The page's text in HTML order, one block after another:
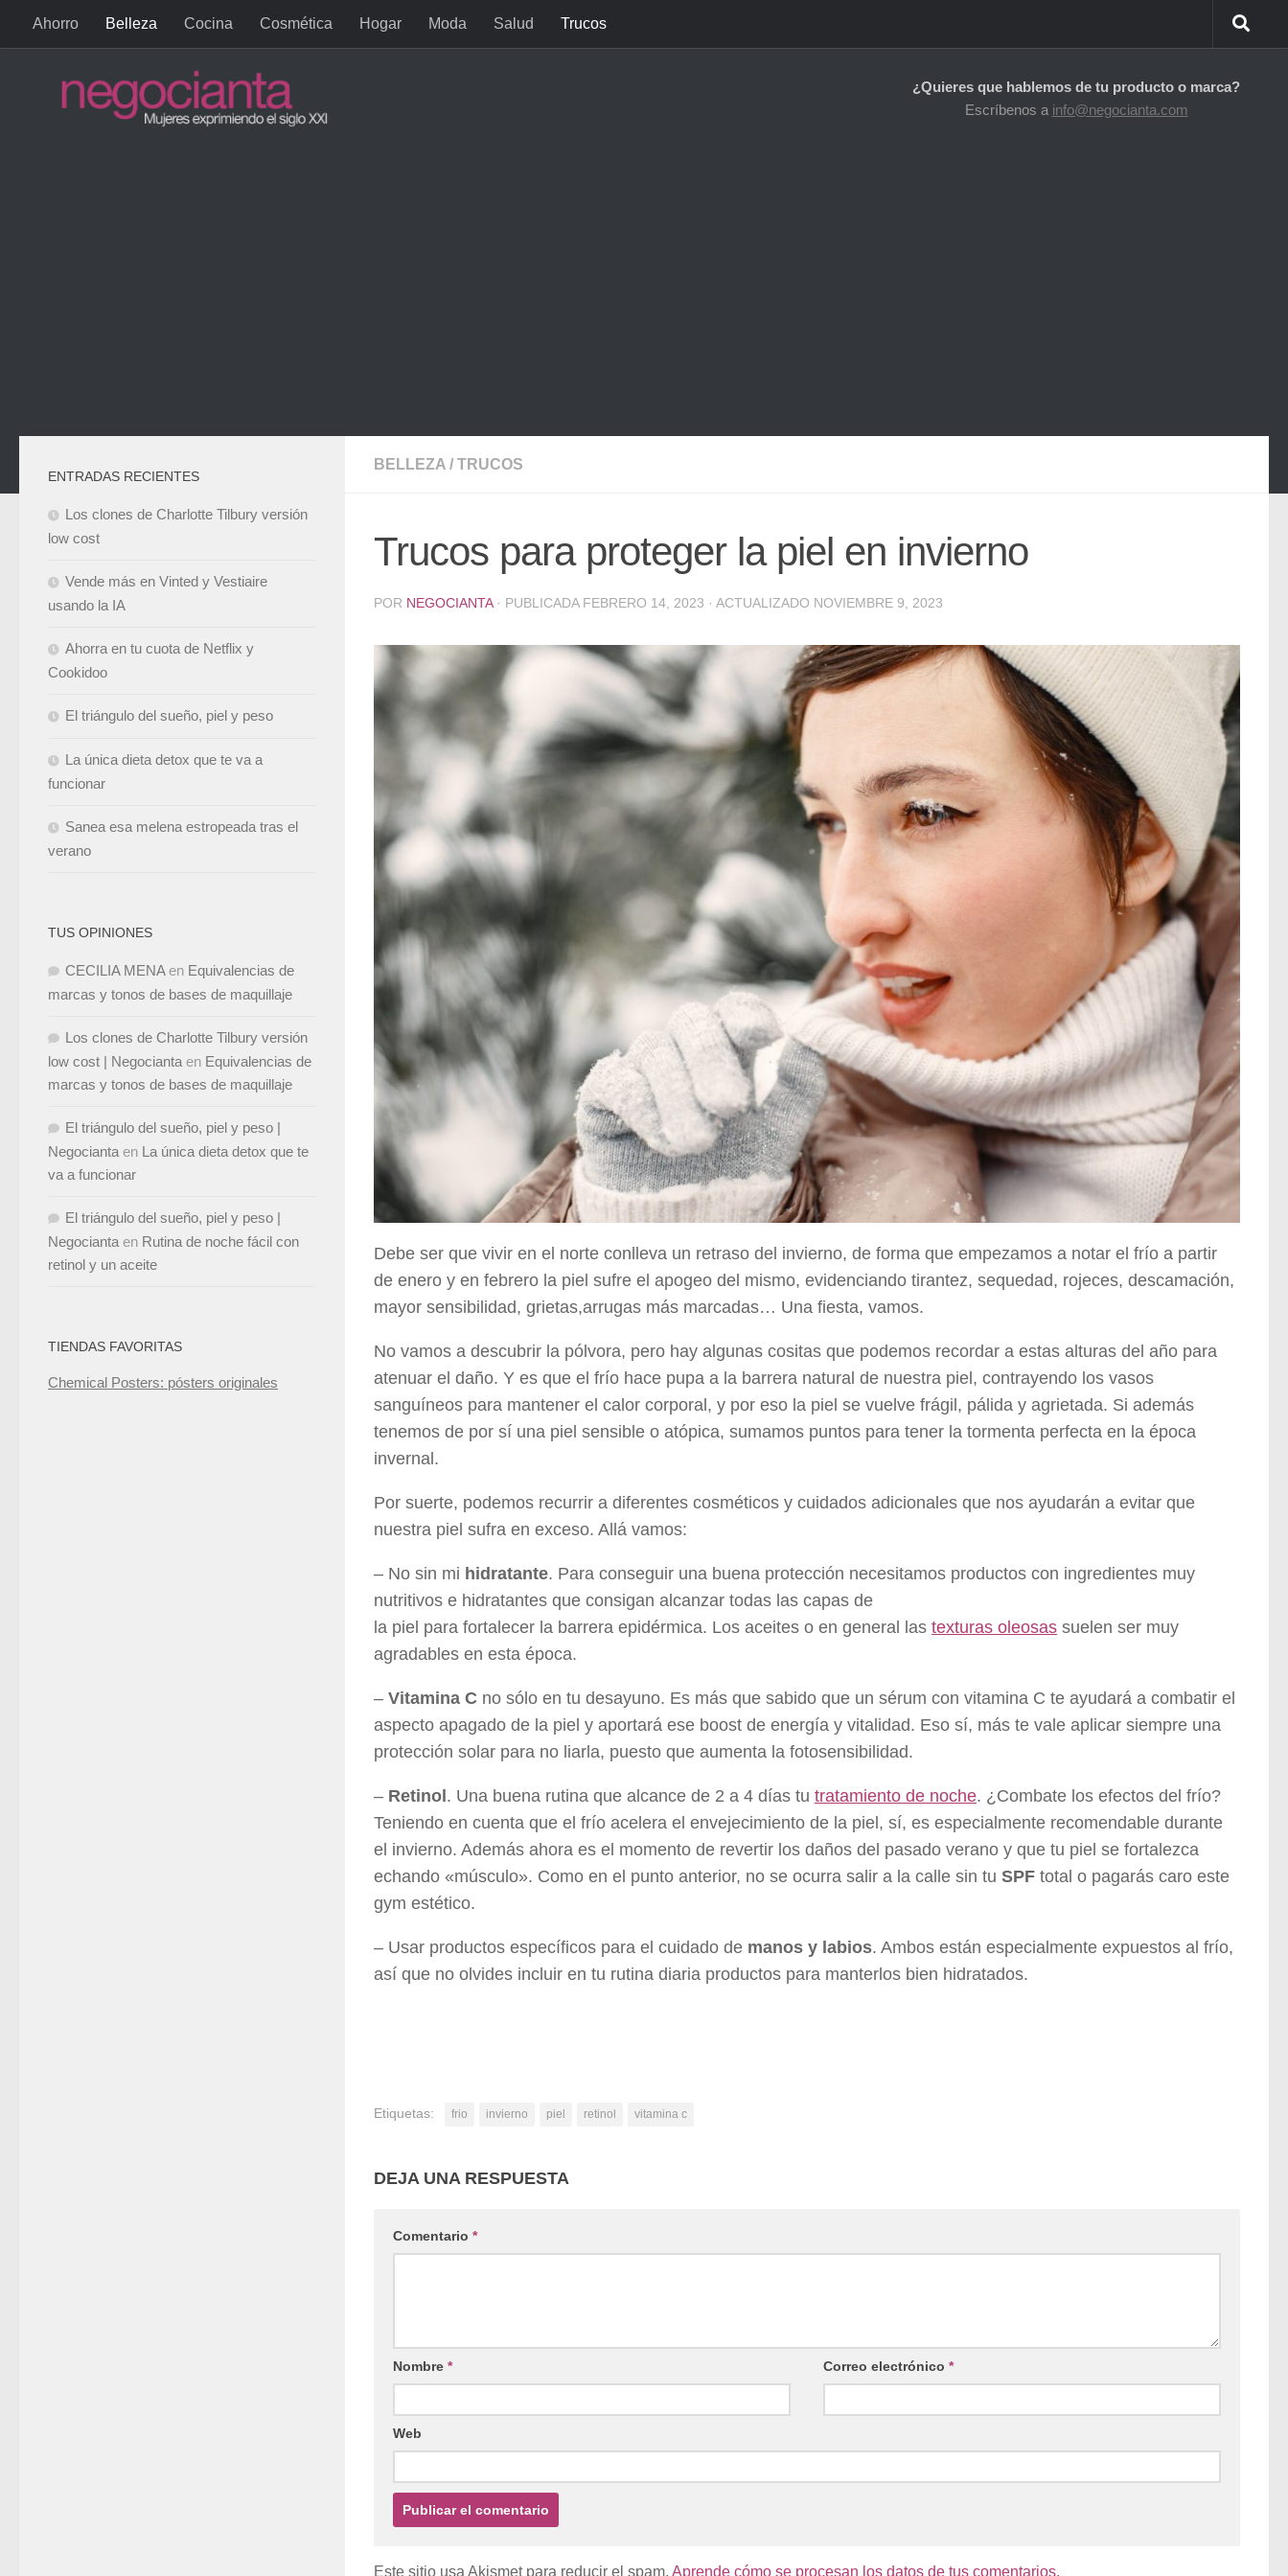
Saltar al contenido
Ahorro Belleza Cocina Cosmética Hogar Moda Salud Trucos
¿Quieres que hablemos de tu producto o marca?
Escríbenos a info@negocianta.com
BELLEZA / TRUCOS
Trucos para proteger la piel en invierno
POR NEGOCIANTA · PUBLICADA FEBRERO 14, 2023 · ACTUALIZADO NOVIEMBRE 9, 2023
Debe ser que vivir en el norte conlleva un retraso del invierno, de forma que empezamos a notar el frío a partir
de enero y en febrero la piel sufre el apogeo del mismo, evidenciando tirantez, sequedad, rojeces, descamación,
mayor sensibilidad, grietas,arrugas más marcadas… Una fiesta, vamos.
No vamos a descubrir la pólvora, pero hay algunas cositas que podemos recordar a estas alturas del año para
atenuar el daño. Y es que el frío hace pupa a la barrera natural de nuestra piel, contrayendo los vasos
sanguíneos para mantener el calor corporal, y por eso la piel se vuelve frágil, pálida y agrietada. Si además
tenemos de por sí una piel sensible o atópica, sumamos puntos para tener la tormenta perfecta en la época
invernal.
Por suerte, podemos recurrir a diferentes cosméticos y cuidados adicionales que nos ayudarán a evitar que
nuestra piel sufra en exceso. Allá vamos:
– No sin mi hidratante. Para conseguir una buena protección necesitamos productos con ingredientes muy
nutritivos e hidratantes que consigan alcanzar todas las capas de
la piel para fortalecer la barrera epidérmica. Los aceites o en general las texturas oleosas suelen ser muy
agradables en esta época.
– Vitamina C no sólo en tu desayuno. Es más que sabido que un sérum con vitamina C te ayudará a combatir el
aspecto apagado de la piel y aportará ese boost de energía y vitalidad. Eso sí, más te vale aplicar siempre una
protección solar para no liarla, puesto que aumenta la fotosensibilidad.
– Retinol. Una buena rutina que alcance de 2 a 4 días tu tratamiento de noche. ¿Combate los efectos del frío?
Teniendo en cuenta que el frío acelera el envejecimiento de la piel, sí, es especialmente recomendable durante
el invierno. Además ahora es el momento de revertir los daños del pasado verano y que tu piel se fortalezca
echando «músculo». Como en el punto anterior, no se ocurra salir a la calle sin tu SPF total o pagarás caro este
gym estético.
– Usar productos específicos para el cuidado de manos y labios. Ambos están especialmente expuestos al frío,
así que no olvides incluir en tu rutina diaria productos para manterlos bien hidratados.
Etiquetas: frio invierno piel retinol vitamina c
DEJA UNA RESPUESTA
Comentario *
Nombre * Correo electrónico*
Web
Este sitio usa Akismet para reducir el spam. Aprende cómo se procesan los datos de tus comentarios.
ENTRADAS RECIENTES
Los clones de Charlotte Tilbury versión
low cost
Vende más en Vinted y Vestiaire
usando la IA
Ahorra en tu cuota de Netflix y
Cookidoo
El triángulo del sueño, piel y peso
La única dieta detox que te va a
funcionar
Sanea esa melena estropeada tras el
verano
TUS OPINIONES
CECILIA MENAen Equivalencias de
marcas y tonos de bases de maquillaje
Los clones de Charlotte Tilbury versión
low cost | Negocianta en Equivalencias de
marcas y tonos de bases de maquillaje
El triángulo del sueño, piel y peso |
Negocianta en La única dieta detox que te
va a funcionar
El triángulo del sueño, piel y peso |
Negocianta en Rutina de noche fácil con
retinol y un aceite
TIENDAS FAVORITAS
Chemical Posters: pósters originales